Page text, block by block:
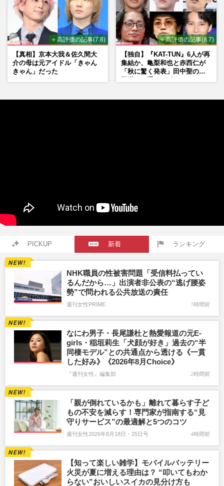
⭐ 高評価の記事(7.8)
【真相】京本大我＆佐久間大
介の母は元アイドル「きゃん
きゃん」だった
⭐ 高評価の記事(8.7)
【独自】『KAT-TUN』6人が再
集結か、亀梨和也と赤西仁が
「秋に驚く発表」田中聖の刑
PICKUP 新着 ランキング
NHK職員の性被害問題「受信料払ってい
るんだから…」出演者非公表の“逃げ腰姿
勢”で問われる公共放送の責任
週刊女性PRIME 1時間前
なにわ男子・長尾謙杜と熱愛報道の元E-
girls・稲垣莉生「犬顔が好き」過去の“半
同棲モデル”との共通点から透ける《一貫
した好み》《2026年8月Choice》
『週刊女性』編集部 2時間前
「親が倒れているかも」離れて暮らす子ど
もの不安を減らす！専門家が指南する“見
守りサービス”の最適解と5つのコツ
週刊女性2026年8月18日・25日号 4時間前
【知って楽しい雑学】モバイルバッテリー
火災が夏に増える理由は？ “叩いてもわか
らない”おいしいスイカの見分け方も